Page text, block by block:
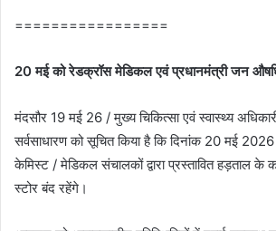
=================
20 मई को रेडक्रॉस मेडिकल एवं प्रधानमंत्री जन
मंदसौर 19 मई 26 / मुख्य चिकित्सा एवं स्वास्थ्य
सर्वसाधारण को सूचित किया है कि दिनांक 20 मई
केमिस्ट / मेडिकल संचालकों द्वारा प्रस्तावित हड़ताल
स्टोर बंद रहेंगे।